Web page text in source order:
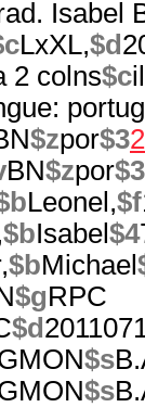
Isabel
LxXL,$d
2 colns$c
$zpor$3
BN$zpor$3
Leonel,$f
$bIsabel $4
$bMichael
$gRPC
$d
$s
$s